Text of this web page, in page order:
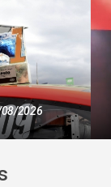
2026